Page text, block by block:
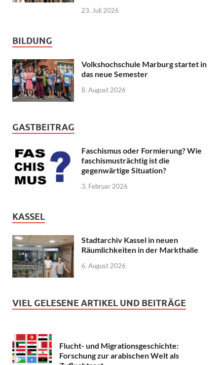
23. Juli 2026
BILDUNG
Volkshochschule Marburg startet in
das neue Semester
8. August 2026
GASTBEITRAG
Faschismus oder Formierung? Wie
faschismusträchtig ist die
gegenwärtige Situation?
3. Februar 2026
KASSEL
Stadtarchiv Kassel in neuen
Räumlichkeiten in der Markthalle
6. August 2026
VIEL GELESENE ARTIKEL UND BEITRÄGE
Flucht- und Migrationsgeschichte:
Forschung zur arabischen Welt als